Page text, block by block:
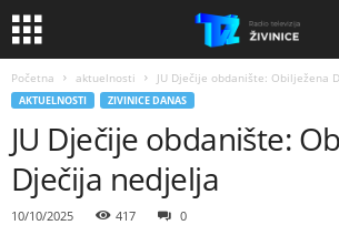
Početna aktuelnosti JU Dječije obdanište: Obilježena
AKTUELNOSTI ZIVINICE DANAS
JU Dječije obdanište:
Dječija nedjelja
10/10/2025 417 0